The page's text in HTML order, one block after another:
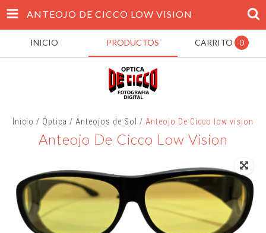
ANTEOJO DE CICCO LOW VISION
INICIO PRODUCTOS CARRITO 0
Inicio / Óptica / Anteojos de Sol / Anteojo De Cicco low vision
Anteojo De Cicco Low Vision